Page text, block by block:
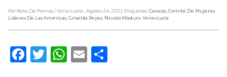
Por Nota De Prensa / Venezuela , Agosto 24, 2022 Etiquetas:Caracas,Comité De Mujeres
Líderes De Las Américas,Griselda Reyes, Nicolás Maduro,Venezuela
Facebook
Twitter
WhatsApp
Email